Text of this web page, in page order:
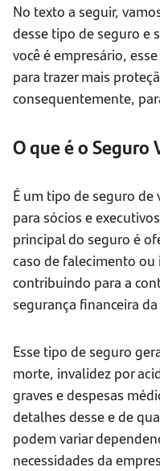
No texto a seguir,
desse tipo de seguro e
você é empresário,
para trazer mais
consequentemente,
O que é o Seguro
É um tipo de seguro
para sócios e
principal do seguro é
caso de falecimento
contribuindo para a
segurança financeira
Esse tipo de seguro
morte, invalidez por
graves e despesas
detalhes desse e de
podem variar
necessidades da